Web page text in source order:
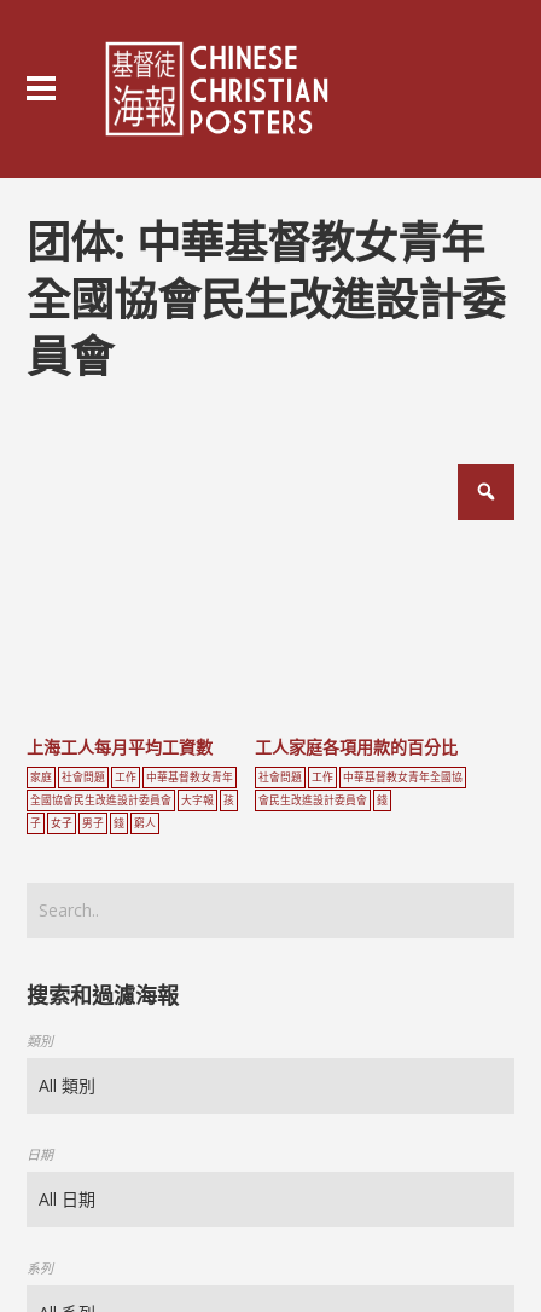
团体: 中華基督教女青年
全國協會民生改進設計委
員會
上海工人每月平均工資數
家庭 社會問題 工作
中華基督教女青年
全國協會民生改進設計委員會
大字報
孩
子
女子 男子 錢 窮人
工人家庭各項用款的百分比
社會問題 工作
中華基督教女青年全國協
會民生改進設計委員會
錢
搜索和過濾海報
類別
日期
系列